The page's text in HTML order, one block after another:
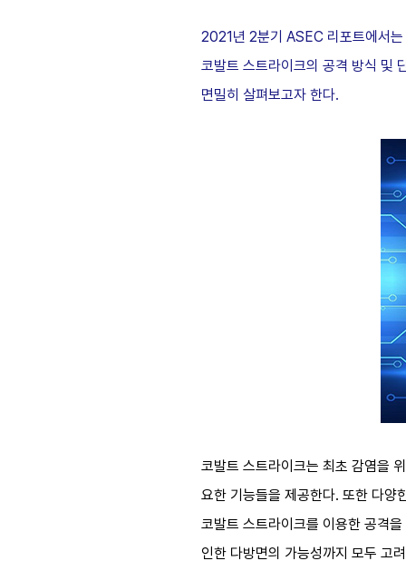
2021년 2분기 ASEC 리포트에서
코발트 스트라이크의 공격 방식 및
면밀히 살펴보고자 한다.
코발트 스트라이크는 최초 감염을
요한 기능들을 제공한다. 또한 다
코발트 스트라이크를 이용한 공격
인한 다방면의 가능성까지 모두 고